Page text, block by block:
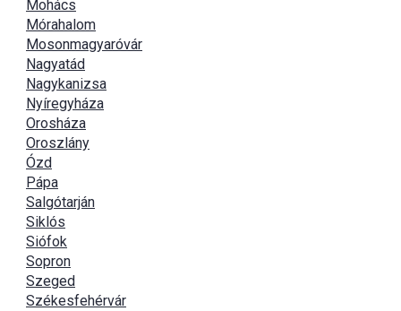
Mohács
Mórahalom
Mosonmagyaróvár
Nagyatád
Nagykanizsa
Nyíregyháza
Orosháza
Oroszlány
Ózd
Pápa
Salgótarján
Siklós
Siófok
Sopron
Szeged
Székesfehérvár